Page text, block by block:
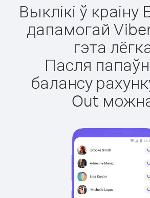
Выклікі ў краіну
дапамогай
гэта
Пасля
балансу
Out